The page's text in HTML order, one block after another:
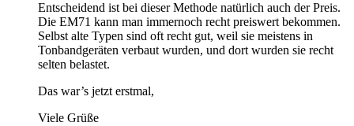
Entscheidend ist bei dieser Methode natürlich auch der Preis.
Die EM71 kann man immernoch recht preiswert bekommen.
Selbst alte Typen sind oft recht gut, weil sie meistens in
Tonbandgeräten verbaut wurden, und dort wurden sie recht
selten belastet.
Das war’s jetzt erstmal,
Viele Grüße